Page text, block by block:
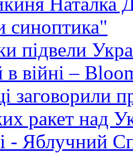
синоптика"
підвели
в війні –
заговорили
ракет над
- Яблучний